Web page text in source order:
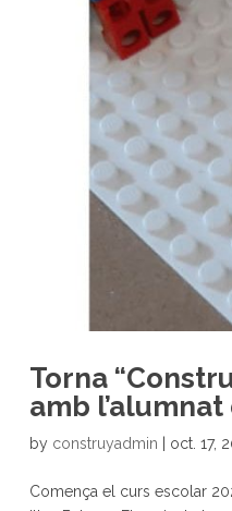
Torna
amb l’alumnat
by construyadmin oct. 17,
Comença el curs escolar